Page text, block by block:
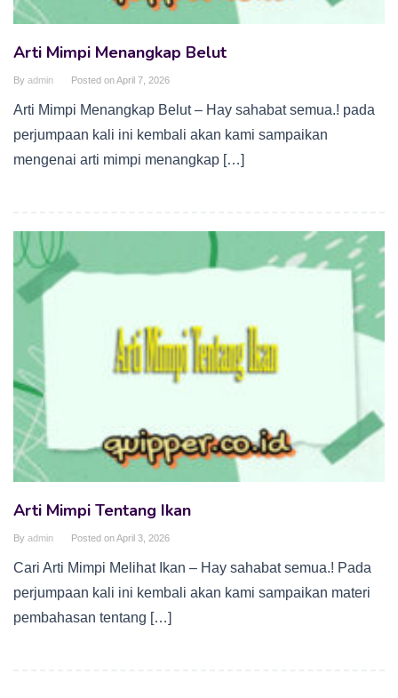
Arti Mimpi Menangkap Belut
By admin Posted onApril 7, 2026
Arti Mimpi Menangkap Belut – Hay sahabat semua.! pada
perjumpaan kali ini kembali akan kami sampaikan
mengenai arti mimpi menangkap […]
Arti Mimpi Tentang Ikan
By admin Posted onApril 3, 2026
Cari Arti Mimpi Melihat Ikan – Hay sahabat semua.! Pada
perjumpaan kali ini kembali akan kami sampaikan materi
pembahasan tentang […]